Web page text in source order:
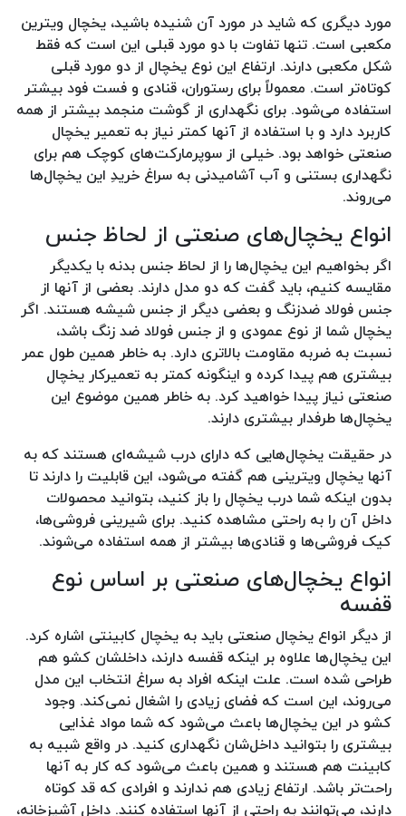
مورد دیگری که شاید در مورد آن شنیده باشید، یخچال ویترین
مکعبی است. تنها تفاوت با دو مورد قبلی این است که فقط
شکل مکعبی دارند. ارتفاع این نوع یخچال از دو مورد قبلی
کوتاه‌تر است. معمولاً برای رستوران، قنادی و فست فود بیشتر
استفاده می‌شود‌. برای نگهداری از گوشت منجمد بیشتر از همه
کاربرد دارد و با استفاده از آنها کمتر نیاز به تعمیر یخچال
صنعتی خواهد بود. خیلی از سوپرمارکت‌های کوچک هم برای
نگهداری بستنی و آب آشامیدنی به سراغ خریدِ این یخچال‌ها
می‌روند.
انواع یخچال‌های صنعتی از لحاظ جنس
اگر بخواهیم این یخچال‌ها را از لحاظ جنس بدنه با یکدیگر
مقایسه کنیم، باید گفت که دو مدل دارند. بعضی از آنها از
جنس فولاد ضدزنگ و بعضی دیگر از جنس شیشه هستند. اگر
یخچال شما از نوع عمودی و از جنس فولاد ضد زنگ باشد،
نسبت به ضربه مقاومت بالاتری دارد. به خاطر همین طول عمر
بیشتری هم پیدا کرده و اینگونه کمتر به تعمیرکار یخچال
صنعتی نیاز پیدا خواهید کرد. به خاطر همین موضوع این
یخچال‌ها طرفدار بیشتری دارند.
در حقیقت یخچال‌هایی که دارای درب شیشه‌ای هستند که به
آنها یخچال ویترینی هم گفته می‌شود، این قابلیت را دارند تا
بدون اینکه شما درب یخچال را باز کنید، بتوانید محصولات
داخل آن را به راحتی مشاهده کنید. برای شیرینی فروشی‌ها،
کیک فروشی‌ها و قنادی‌ها بیشتر از همه استفاده می‌شوند.
انواع یخچال‌های صنعتی بر اساس نوع
قفسه
از دیگر انواع یخچال صنعتی باید به یخچال کابینتی اشاره کرد.
این یخچال‌ها علاوه بر اینکه قفسه دارند، داخلشان کشو هم
طراحی شده است. علت اینکه افراد به سراغ انتخاب این مدل
می‌روند، این است که فضای زیادی را اشغال نمی‌کند. وجود
کشو در این یخچال‌ها باعث می‌شود که شما مواد غذایی
بیشتری را بتوانید داخل‌شان نگهداری کنید. در واقع شبیه به
کابینت هم هستند و همین باعث می‌شود که کار به آنها
راحت‌تر باشد. ارتفاع زیادی هم ندارند و افرادی که قد کوتاه
دارند، می‌توانند به راحتی از آنها استفاده کنند. داخل آشپزخانه،